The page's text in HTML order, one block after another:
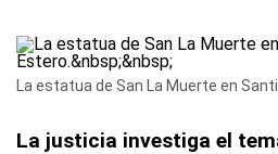
La estatua de San La Muerte en
La justicia investiga el